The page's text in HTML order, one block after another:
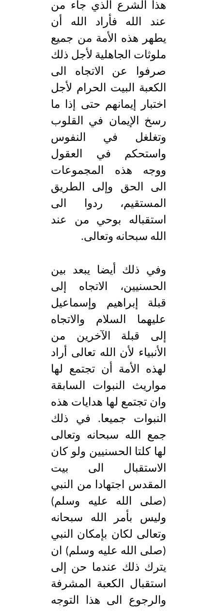
هذا الشرع الذي جاء من
عند الله فأراد الله أن
يطهر هذه الأمة من جميع
ملوثات الجاهلية لأجل ذلك
صرفوا عن الاتجاه الى
الكعبة البيت الحرام لأجل
اختبار إيمانهم حتى إذا ما
رسخ الإيمان في القلوب
وتغلغل في النفوس
واستحكم في العقول
ووجه هذه المجموعات
الى الحق وإلى الطريق
المستقيم، ردوا الى
استقباله بوحي من عند
الله سبحانه وتعالى.
وفي ذلك أيضا يبعد بين
الحسنيين، الاتجاه إلى
قبلة إبراهيم وإسماعيل
عليهما السلام والاتجاه
إلى قبلة الآخرين من
الأنبياء لأن الله تعالى أراد
لهذه الأمة أن تجتمع لها
مواريث النبوات السابقة
وان تجتمع لها هدايات هذه
النبوات جميعا. في ذلك
جمع الله سبحانه وتعالى
لها كلتا الحسنيين ولو كان
الاستقبال الى بيت
المقدس اجتهادا من النبي
(صلى الله عليه وسلم)
وليس بأمر الله سبحانه
وتعالى لكان بإمكان النبي
(صلى الله عليه وسلم) ان
يترك ذلك عندما حن إلى
استقبال الكعبة المشرفة
والرجوع الى هذا التوجه